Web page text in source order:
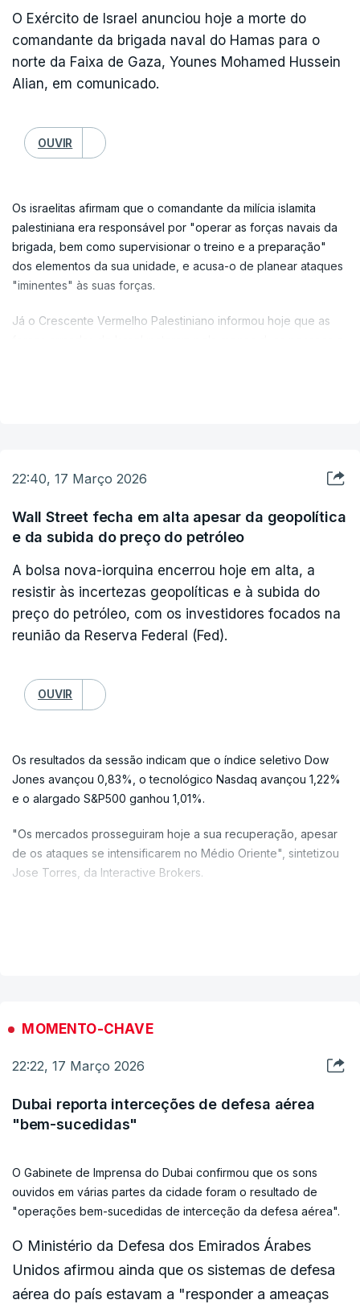
morto.
Abu Ali al-Askari "morreu mártir", segundo um comunicado do
grupo, assinado pelo seu líder, Abu Hussein al-Hamidawi, em
plena guerra no Médio Oriente, desencadeada em 28 de
contra o Irão, que respondeu com ataques contra os países
vizinhos da região, incluindo o Iraque.
num ataque aéreo no bairro residencial de Arassat, em
Bagdad.
Foi substituído como chefe de segurança por Abu Mujahid al-
Assaf, de acordo com o comunicado do grupo.
O Exército de Israel anunciou hoje a morte do
comandante da brigada naval do Hamas para o
norte da Faixa de Gaza, Younes Mohamed Hussein
Alian, em comunicado.
OUVIR
Os israelitas afirmam que o comandante da milícia islamita
palestiniana era responsável por "operar as forças navais da
brigada, bem como supervisionar o treino e a preparação"
dos elementos da sua unidade, e acusa-o de planear ataques
"iminentes" às suas forças.
Já o Crescente Vermelho Palestiniano informou hoje que as
22:40, 17 Março 2026
Wall Street fecha em alta apesar da geopolítica
e da subida do preço do petróleo
A bolsa nova-iorquina encerrou hoje em alta, a
resistir às incertezas geopolíticas e à subida do
preço do petróleo, com os investidores focados na
reunião da Reserva Federal (Fed).
OUVIR
Os resultados da sessão indicam que o índice seletivo Dow
Jones avançou 0,83%, o tecnológico Nasdaq avançou 1,22%
e o alargado S&P500 ganhou 1,01%.
"Os mercados prosseguiram hoje a sua recuperação, apesar
de os ataques se intensificarem no Médio Oriente", sintetizou
Jose Torres, da Interactive Brokers.
índices bolsistas, com os investidores a mostrarem-se
Mas, "como ontem (segunda-feira), estamos na onda da
Rozier, gestor de investimentos no banco Mirabaud.
em assumir posições demasiado audaciosas antes da
decisão" da Fed, sobre a sua taxa de juro de referência, que
vai divulgar na quarta-feira, apontaram os analistas da
Os investidores esperam que a Fed mantenha aquela taxa no
intervalo atual, entre 3,50% e 3,75%.
MOMENTO-CHAVE
22:22, 17 Março 2026
Dubai reporta interceções de defesa aérea
"bem-sucedidas"
O Gabinete de Imprensa do Dubai confirmou que os sons
ouvidos em várias partes da cidade foram o resultado de
"operações bem-sucedidas de interceção da defesa aérea".
O Ministério da Defesa dos Emirados Árabes
Unidos afirmou ainda que os sistemas de defesa
aérea do país estavam a "responder a ameaças